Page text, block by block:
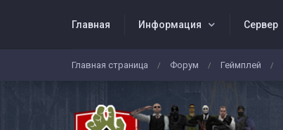
Главная Информация Сервер
Главная страница / Форум / Геймплей /